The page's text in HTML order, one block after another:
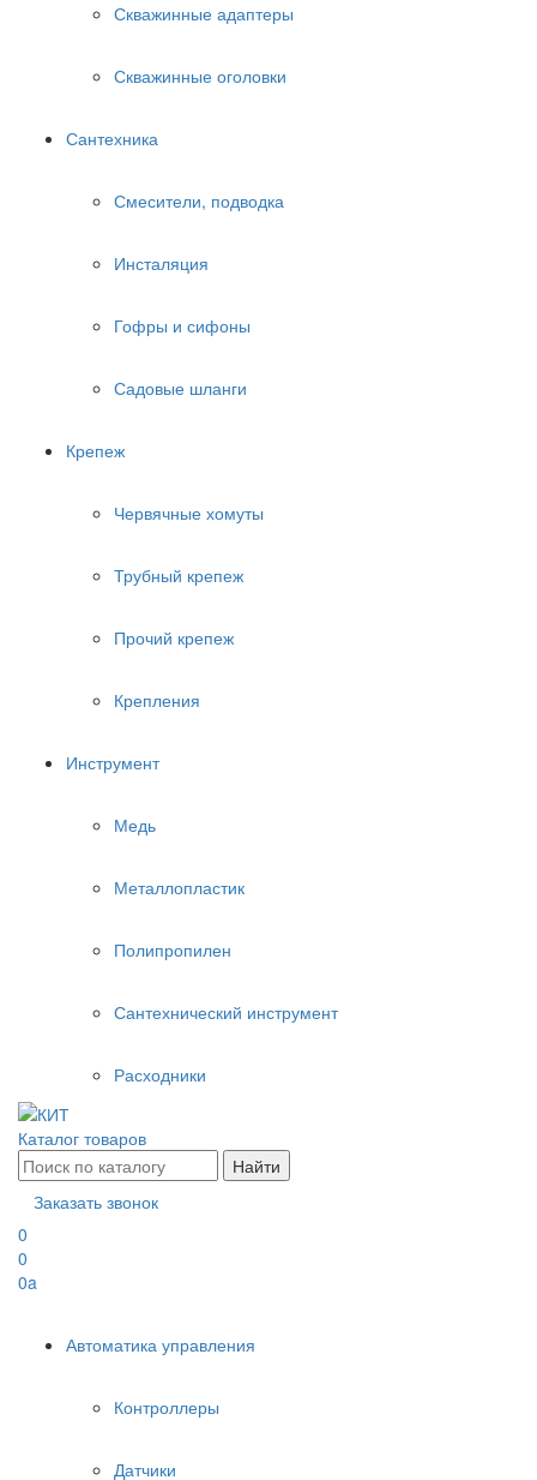
Скважинные адаптеры
Скважинные оголовки
Сантехника
Смесители, подводка
Инсталяция
Гофры и сифоны
Садовые шланги
Крепеж
Червячные хомуты
Трубный крепеж
Прочий крепеж
Крепления
Инструмент
Медь
Металлопластик
Полипропилен
Сантехнический инструмент
Расходники
Каталог товаров
Заказать звонок
0
0
0a
Автоматика управления
Контроллеры
Датчики